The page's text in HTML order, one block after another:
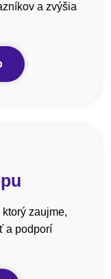
a zvýšia
zaujme,
a podporí